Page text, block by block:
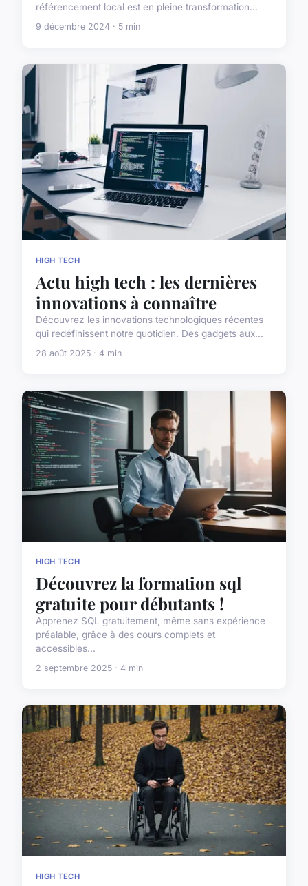
référencement local est en pleine transformation...
9 décembre 2024 · 5 min
HIGH TECH
Actu high tech : les dernières
innovations à connaître
Découvrez les innovations technologiques récentes
qui redéfinissent notre quotidien. Des gadgets aux...
28 août 2025 · 4 min
HIGH TECH
Découvrez la formation sql
gratuite pour débutants !
Apprenez SQL gratuitement, même sans expérience
préalable, grâce à des cours complets et
accessibles...
2 septembre 2025 · 4 min
HIGH TECH